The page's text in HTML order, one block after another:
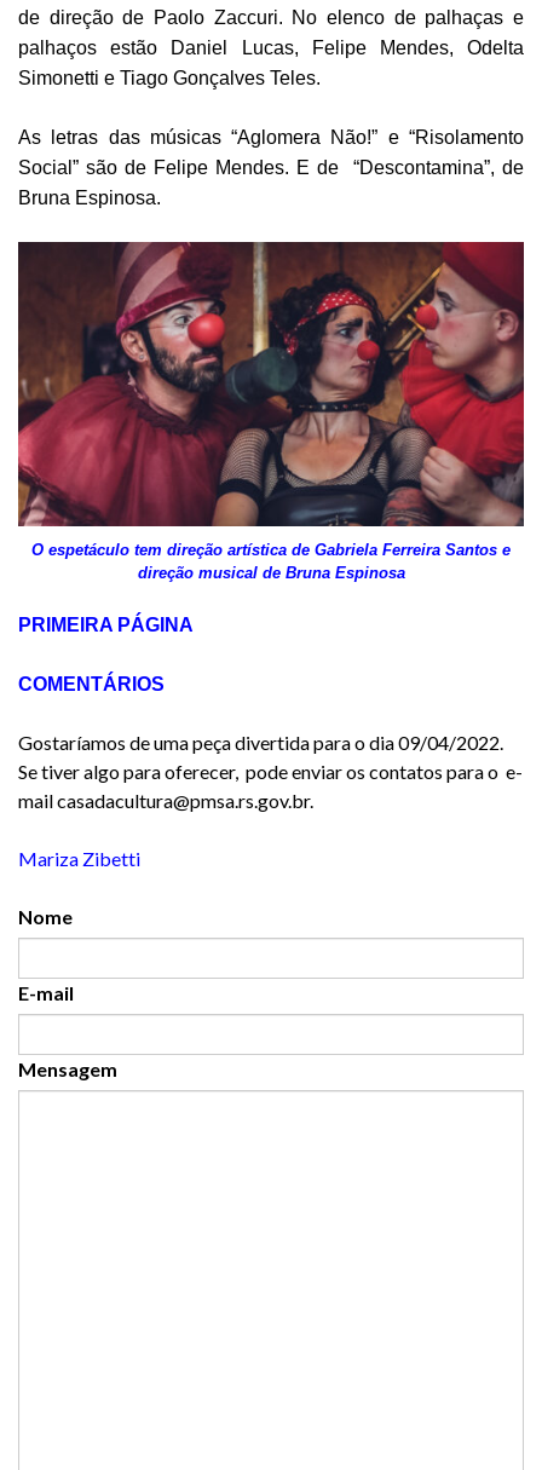
de direção de Paolo Zaccuri. No elenco de palhaças e
palhaços estão Daniel Lucas, Felipe Mendes, Odelta
Simonetti e Tiago Gonçalves Teles.
As letras das músicas “Aglomera Não!” e “Risolamento
Social” são de Felipe Mendes. E de “Descontamina”, de
Bruna Espinosa.
O espetáculo tem direção artística de Gabriela Ferreira Santos e
direção musical de Bruna Espinosa
PRIMEIRA PÁGINA
COMENTÁRIOS
Gostaríamos de uma peça divertida para o dia 09/04/2022.
Se tiver algo para oferecer, pode enviar os contatos para o e-
mail casadacultura@pmsa.rs.gov.br.
Mariza Zibetti
Nome
E-mail
Mensagem